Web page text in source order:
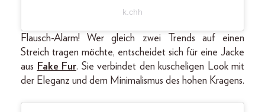
k.chh
Flausch-Alarm! Wer gleich zwei Trends auf einen
Streich tragen möchte, entscheidet sich für eine Jacke
aus Fake Fur. Sie verbindet den kuscheligen Look mit
der Eleganz und dem Minimalismus des hohen Kragens.